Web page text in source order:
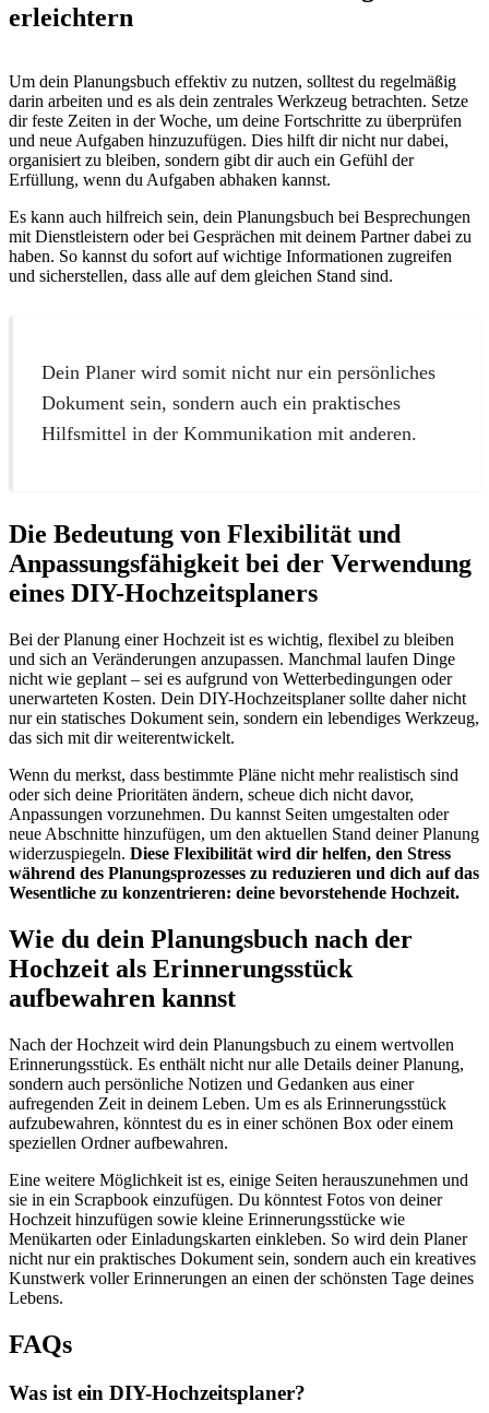
erleichtern
Um dein Planungsbuch effektiv zu nutzen, solltest du regelmäßig
darin arbeiten und es als dein zentrales Werkzeug betrachten. Setze
dir feste Zeiten in der Woche, um deine Fortschritte zu überprüfen
und neue Aufgaben hinzuzufügen. Dies hilft dir nicht nur dabei,
organisiert zu bleiben, sondern gibt dir auch ein Gefühl der
Erfüllung, wenn du Aufgaben abhaken kannst.
Es kann auch hilfreich sein, dein Planungsbuch bei Besprechungen
mit Dienstleistern oder bei Gesprächen mit deinem Partner dabei zu
haben. So kannst du sofort auf wichtige Informationen zugreifen
und sicherstellen, dass alle auf dem gleichen Stand sind.
Dein Planer wird somit nicht nur ein persönliches
Dokument sein, sondern auch ein praktisches
Hilfsmittel in der Kommunikation mit anderen.
Die Bedeutung von Flexibilität und
Anpassungsfähigkeit bei der Verwendung
eines DIY-Hochzeitsplaners
Bei der Planung einer Hochzeit ist es wichtig, flexibel zu bleiben
und sich an Veränderungen anzupassen. Manchmal laufen Dinge
nicht wie geplant – sei es aufgrund von Wetterbedingungen oder
unerwarteten Kosten. Dein DIY-Hochzeitsplaner sollte daher nicht
nur ein statisches Dokument sein, sondern ein lebendiges Werkzeug,
das sich mit dir weiterentwickelt.
Wenn du merkst, dass bestimmte Pläne nicht mehr realistisch sind
oder sich deine Prioritäten ändern, scheue dich nicht davor,
Anpassungen vorzunehmen. Du kannst Seiten umgestalten oder
neue Abschnitte hinzufügen, um den aktuellen Stand deiner Planung
widerzuspiegeln. Diese Flexibilität wird dir helfen, den Stress
während des Planungsprozesses zu reduzieren und dich auf das
Wesentliche zu konzentrieren: deine bevorstehende Hochzeit.
Wie du dein Planungsbuch nach der
Hochzeit als Erinnerungsstück
aufbewahren kannst
Nach der Hochzeit wird dein Planungsbuch zu einem wertvollen
Erinnerungsstück. Es enthält nicht nur alle Details deiner Planung,
sondern auch persönliche Notizen und Gedanken aus einer
aufregenden Zeit in deinem Leben. Um es als Erinnerungsstück
aufzubewahren, könntest du es in einer schönen Box oder einem
speziellen Ordner aufbewahren.
Eine weitere Möglichkeit ist es, einige Seiten herauszunehmen und
sie in ein Scrapbook einzufügen. Du könntest Fotos von deiner
Hochzeit hinzufügen sowie kleine Erinnerungsstücke wie
Menükarten oder Einladungskarten einkleben. So wird dein Planer
nicht nur ein praktisches Dokument sein, sondern auch ein kreatives
Kunstwerk voller Erinnerungen an einen der schönsten Tage deines
Lebens.
FAQs
Was ist ein DIY-Hochzeitsplaner?